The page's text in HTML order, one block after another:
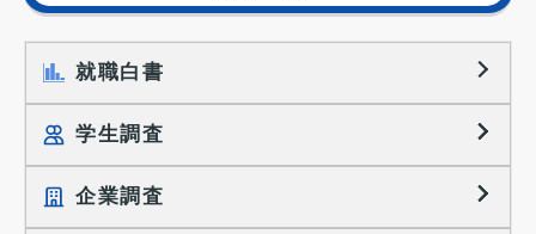
就職白書
学生調査
就職プロセス調査
企業調査